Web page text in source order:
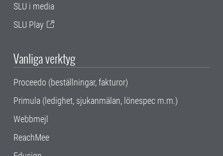
SLU i media
SLU Play
Vanliga verktyg
Proceedo (beställningar, fakturor)
Primula (ledighet, sjukanmälan, lönespec m.m.)
Webbmejl
ReachMee